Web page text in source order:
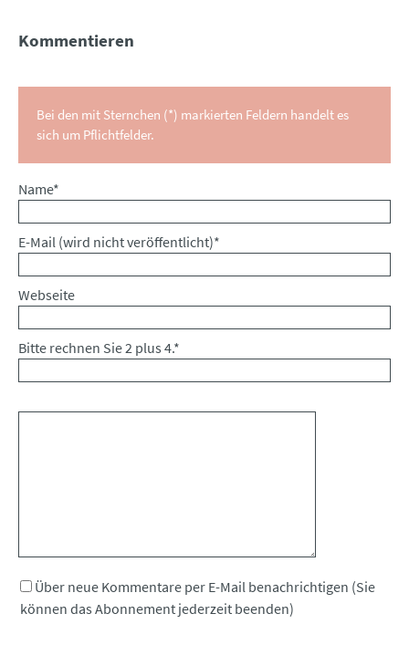
Kommentieren
Bei den mit Sternchen (*) markierten Feldern handelt es
sich um Pflichtfelder.
Pflichtfeld
Name*
Pflichtfeld
E-Mail (wird nicht veröffentlicht)*
Webseite
Bitte rechnen Sie 2 plus 4.*
Über neue Kommentare per E-Mail benachrichtigen (Sie
können das Abonnement jederzeit beenden)